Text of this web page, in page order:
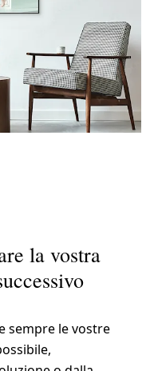
la vostra
sempre le vostre